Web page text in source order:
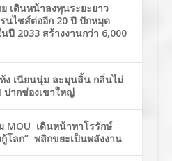
เดินหน้าลงทุนระยะยาว
นไชส์ต่ออีก 20 ปี ปักหมุด
ปี 2033 สร้างงานกว่า 6,000
ง เนียนนุ่ม ละมุนลิ้น กลิ่นไม่
ปากช่องเขาใหญ่
MOU เดินหน้าทาโรรักษ์
โลก” พลิกขยะเป็นพลังงาน